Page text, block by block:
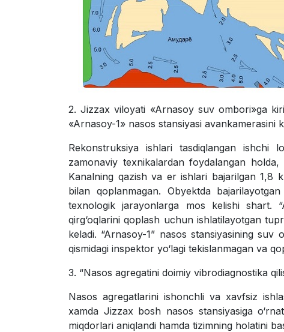
2. Jizzax viloyati «Arnasoy suv ombori»ga
«Arnasoy-1» nasos stansiyasi avankamerasini
Rekonstruksiya ishlari tasdiqlangan ishchi
zamonaviy texnikalardan foydalangan holda,
Kanalning qazish va еr ishlari bajarilgan 1,8
bilan qoplanmagan. Obyektda
texnologik jarayonlarga mos kelishi shart.
qirg‘oqlarini qoplash uchun ishlatilayotgan
keladi. “Arnasoy-1” nasos stansiyasining
qismidagi inspektor yo‘lagi tekislanmagan va
3. “Nasos agregatini doimiy vibrodiagnostika
Nasos agregatlarini ishonchli va xavfsiz
xamda Jizzax bosh nasos stansiyasiga
miqdorlari aniqlandi hamda tizimning holatini